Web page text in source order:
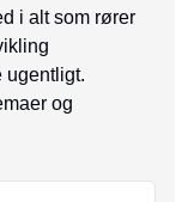
i alt som rører
ugentligt.
og